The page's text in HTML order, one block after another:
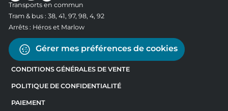
Transports en commun
Tram & bus : 38, 41, 97, 98, 4, 92
Arrêts : Héros et Marlow
Gérer mes préférences de cookies
CONDITIONS GÉNÉRALES DE VENTE
POLITIQUE DE CONFIDENTIALITÉ
PAIEMENT